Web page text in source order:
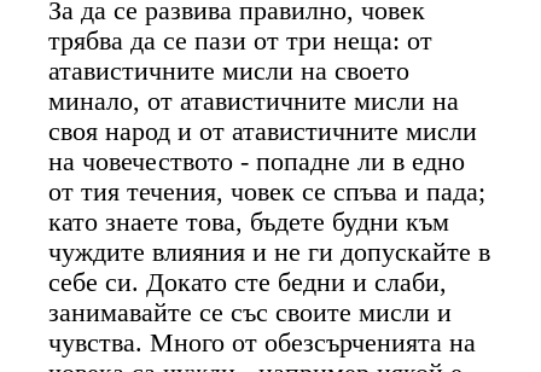
За да се развива правилно, човек
трябва да се пази от три неща: от
атавистичните мисли на своето
минало, от атавистичните мисли на
своя народ и от атавистичните мисли
на човечеството - попадне ли в едно
от тия течения, човек се спъва и пада;
като знаете това, бъдете будни към
чуждите влияния и не ги допускайте в
себе си. Докато сте бедни и слаби,
занимавайте се със своите мисли и
чувства. Много от обезсърченията на